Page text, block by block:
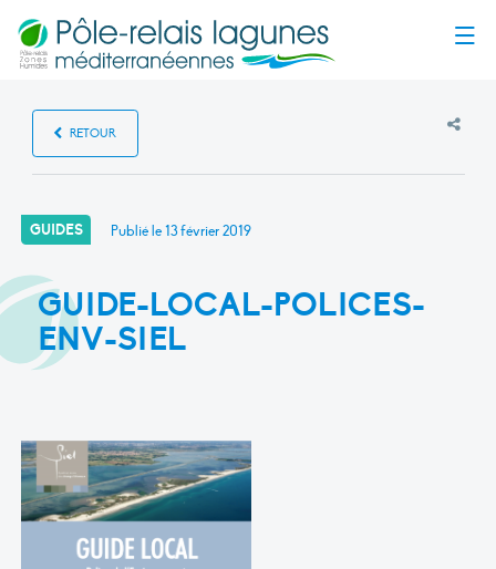
RETOUR
GUIDES Publié le13 février 2019
GUIDE-LOCAL-POLICES-
ENV-SIEL